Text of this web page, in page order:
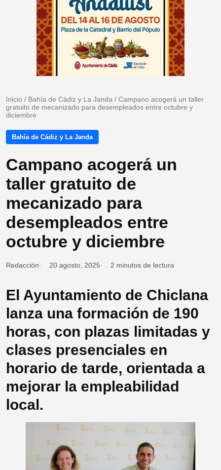
Inicio / Bahía de Cádiz y La Janda / Campano acogerá un taller
gratuito de mecanizado para desempleados entre octubre y
diciembre
Bahía de Cádiz y La Janda
Campano acogerá un
taller gratuito de
mecanizado para
desempleados entre
octubre y diciembre
Redacción 20 agosto, 2025 2 minutos de lectura
El Ayuntamiento de Chiclana
lanza una formación de 190
horas, con plazas limitadas y
clases presenciales en
horario de tarde, orientada a
mejorar la empleabilidad
local.